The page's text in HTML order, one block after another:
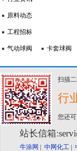
原料动态
工程招标
气动球阀 卡套球阀
扫描
行
您还
站长信箱
牛涂网 | 中网化工 |